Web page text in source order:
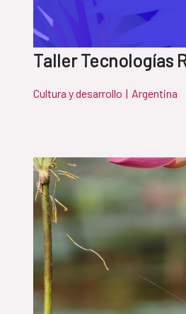
Taller Tecnologías
Cultura y desarrollo | Argentina